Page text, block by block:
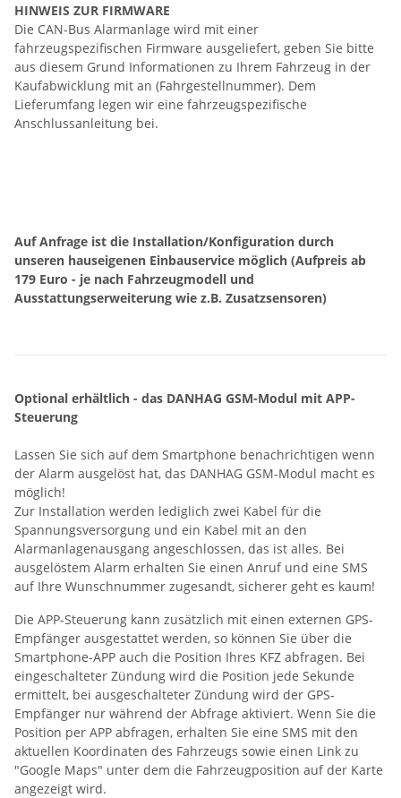
HINWEIS ZUR FIRMWARE
Die CAN-Bus Alarmanlage wird mit einer
fahrzeugspezifischen Firmware ausgeliefert, geben Sie bitte
aus diesem Grund Informationen zu Ihrem Fahrzeug in der
Kaufabwicklung mit an (Fahrgestellnummer). Dem
Lieferumfang legen wir eine fahrzeugspezifische
Anschlussanleitung bei.
Auf Anfrage ist die Installation/Konfiguration durch
unseren hauseigenen Einbauservice möglich (Aufpreis ab
179 Euro - je nach Fahrzeugmodell und
Ausstattungserweiterung wie z.B. Zusatzsensoren)
Optional erhältlich - das DANHAG GSM-Modul mit APP-
Steuerung
Lassen Sie sich auf dem Smartphone benachrichtigen wenn
der Alarm ausgelöst hat, das DANHAG GSM-Modul macht es
möglich!
Zur Installation werden lediglich zwei Kabel für die
Spannungsversorgung und ein Kabel mit an den
Alarmanlagenausgang angeschlossen, das ist alles. Bei
ausgelöstem Alarm erhalten Sie einen Anruf und eine SMS
auf Ihre Wunschnummer zugesandt, sicherer geht es kaum!
Die APP-Steuerung kann zusätzlich mit einen externen GPS-
Empfänger ausgestattet werden, so können Sie über die
Smartphone-APP auch die Position Ihres KFZ abfragen. Bei
eingeschalteter Zündung wird die Position jede Sekunde
ermittelt, bei ausgeschalteter Zündung wird der GPS-
Empfänger nur während der Abfrage aktiviert. Wenn Sie die
Position per APP abfragen, erhalten Sie eine SMS mit den
aktuellen Koordinaten des Fahrzeugs sowie einen Link zu
"Google Maps" unter dem die Fahrzeugposition auf der Karte
angezeigt wird.